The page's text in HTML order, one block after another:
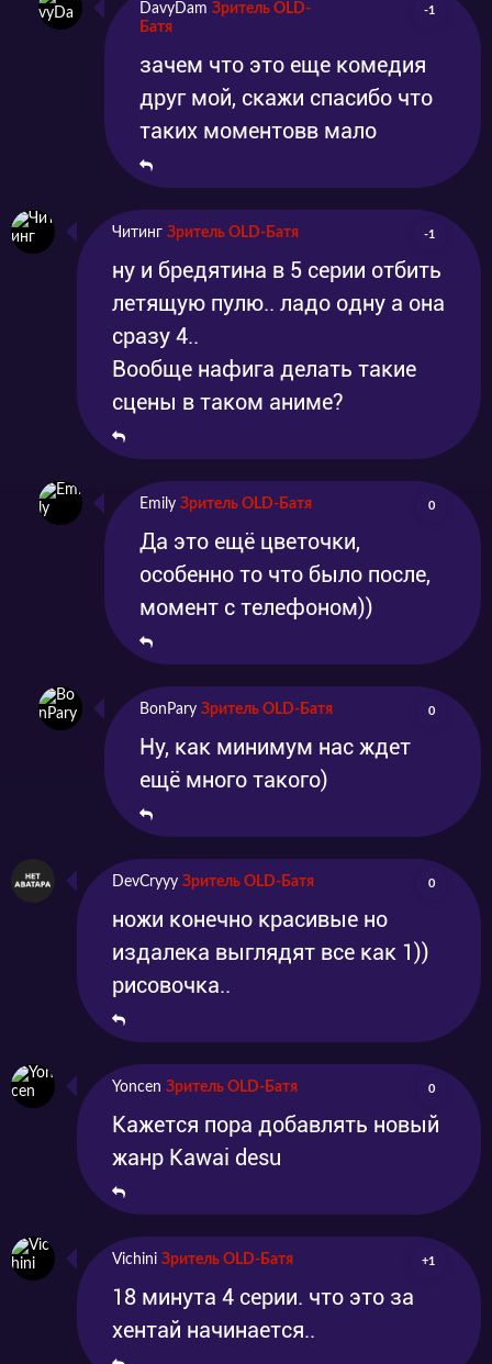
DavyDam Зритель OLD-
Батя
-1
зачем что это еще комедия
друг мой, скажи спасибо что
таких моментовв мало
Читинг Зритель OLD-Батя -1
ну и бредятина в 5 серии отбить
летящую пулю.. ладо одну а она
сразу 4..
Вообще нафига делать такие
сцены в таком аниме?
Emily Зритель OLD-Батя 0
Да это ещё цветочки,
особенно то что было после,
момент с телефоном))
BonPary Зритель OLD-Батя 0
Ну, как минимум нас ждет
ещё много такого)
DevCryyy Зритель OLD-Батя 0
ножи конечно красивые но
издалека выглядят все как 1))
рисовочка..
Yoncen Зритель OLD-Батя 0
Кажется пора добавлять новый
жанр Kawai desu
Vichini Зритель OLD-Батя +1
18 минута 4 серии. что это за
хентай начинается..